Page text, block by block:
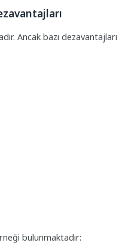
Ancak bazı
bulunmaktadır: